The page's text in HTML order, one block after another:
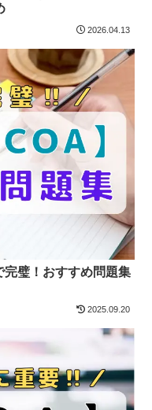
2026.04.13
璧！おすすめ問題集
2025.09.20